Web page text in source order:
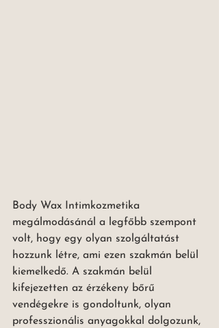
Body Wax Intimkozmetika
megálmodásánál a legfőbb szempont
volt, hogy egy olyan szolgáltatást
hozzunk létre, ami ezen szakmán belül
kiemelkedő. A szakmán belül
kifejezetten az érzékeny bőrű
vendégekre is gondoltunk, olyan
professzionális anyagokkal dolgozunk,